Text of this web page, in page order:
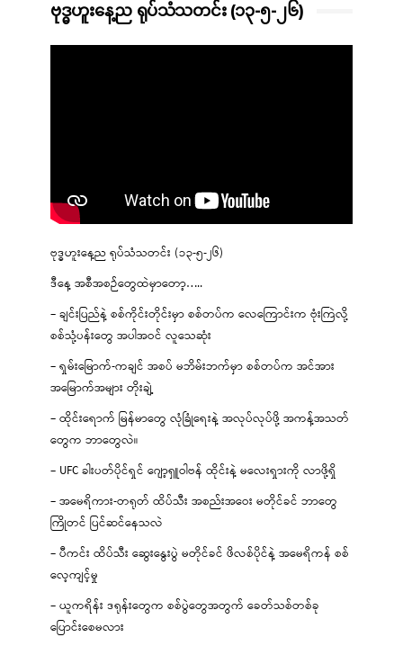
ဗုဒ္ဓဟူးနေ့ည ရုပ်သံသတင်း (၁၃-၅-၂၆)
ဗုဒ္ဓဟူးနေ့ည ရုပ်သံသတင်း (၁၃-၅-၂၆)
ဒီနေ့ အစီအစဉ်တွေထဲမှာတော့…..
– ချင်းပြည်နဲ့ စစ်ကိုင်းတိုင်းမှာ စစ်တပ်က လေကြောင်းက ဗုံးကြဲလို့
စစ်သုံ့ပန်းတွေ အပါအဝင် လူသေဆုံး
– ရှမ်းမြောက်-ကချင် အစပ် မဘိမ်းဘက်မှာ စစ်တပ်က အင်အား
အမြောက်အများ တိုးချဲ့
– ထိုင်းရောက် မြန်မာတွေ လုံခြုံရေးနဲ့ အလုပ်လုပ်ဖို့ အကန့်အသတ်
တွေက ဘာတွေလဲ။
– UFC ခါးပတ်ပိုင်ရှင် ဂျော့ရှူဝါဗန် ထိုင်းနဲ့ မလေးရှားကို လာဖို့ရှိ
– အမေရိကား-တရုတ် ထိပ်သီး အစည်းအဝေး မတိုင်ခင် ဘာတွေ
ကြိုတင် ပြင်ဆင်နေသလဲ
– ပီကင်း ထိပ်သီး ဆွေးနွေးပွဲ မတိုင်ခင် ဖိလစ်ပိုင်နဲ့ အမေရိကန် စစ်
လေ့ကျင့်မှု
– ယူကရိန်း ဒရုန်းတွေက စစ်ပွဲတွေအတွက် ခေတ်သစ်တစ်ခု
ပြောင်းစေမလား